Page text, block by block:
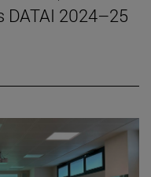
DATAI 2024–25